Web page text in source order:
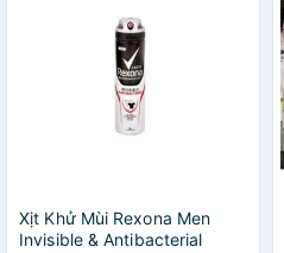
Xịt Khử Mùi Rexona Men
Invisible & Antibacterial